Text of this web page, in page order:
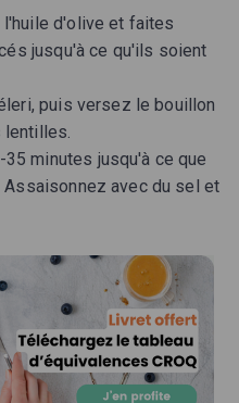
l'huile d'olive et faites
jusqu'à ce qu'ils soient
puis versez le bouillon
lentilles.
minutes jusqu'à ce que
avec du sel et